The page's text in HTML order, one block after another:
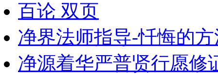
百论 双页
净界法师指导-忏悔的
净源着华严普贤行愿修